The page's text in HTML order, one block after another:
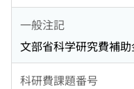
一般注記
文部省科学研究費補
科研費課題番号